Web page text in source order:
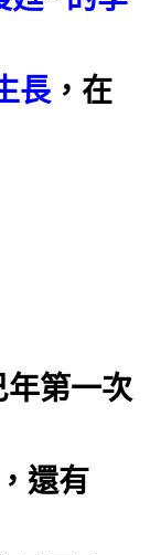
長 ，在
年第一次
還有